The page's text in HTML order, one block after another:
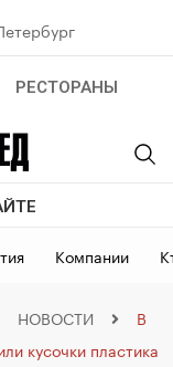
РЕСТОРАНЫ
Компании
НОВОСТИ
В
кусочки пластика